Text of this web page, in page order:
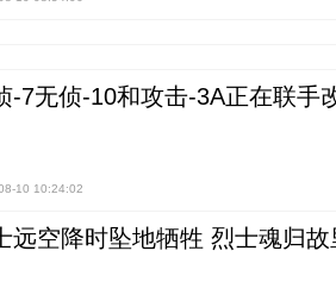
-7无侦-10和攻击-3A正在联手
10 10:24:02
远空降时坠地牺牲 烈士魂归故